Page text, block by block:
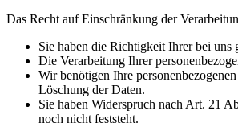
Das Recht auf Einschränkung der
Sie haben die Richtigkeit Ihrer bei uns
Die Verarbeitung Ihrer
Wir benötigen Ihre
Löschung der Daten.
Sie haben Widerspruch nach Art. 21
noch nicht feststeht.